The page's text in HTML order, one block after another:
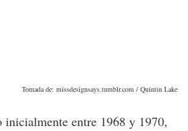
Tomada de: missdesignsays.tumblr.com / Quintin Lake
entre 1968 y 1970,